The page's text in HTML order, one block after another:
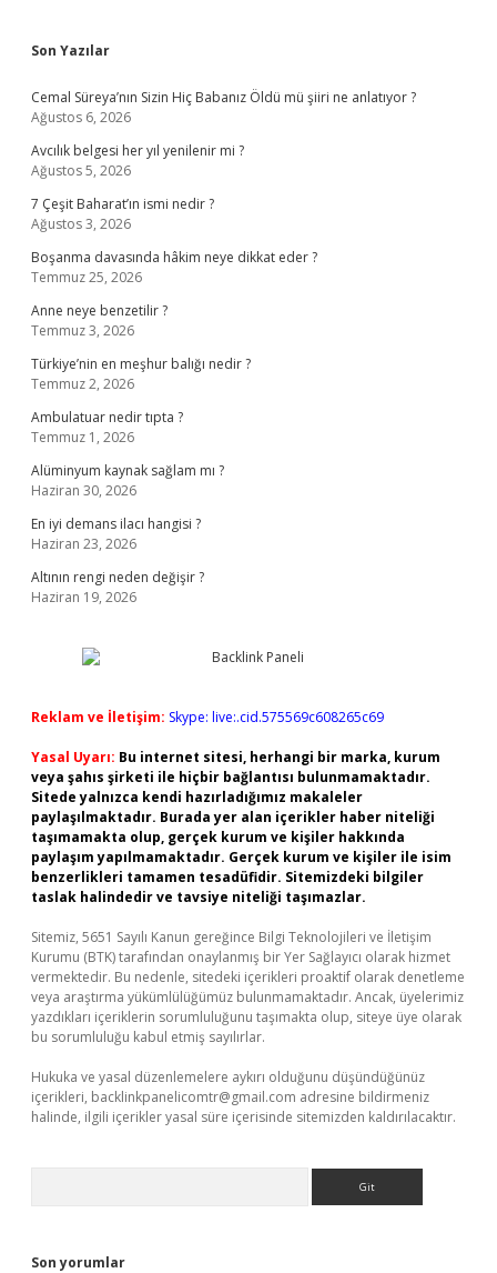
Sidebar
Son Yazılar
Cemal Süreya’nın Sizin Hiç Babanız Öldü mü şiiri ne anlatıyor ?
Ağustos 6, 2026
Avcılık belgesi her yıl yenilenir mi ?
Ağustos 5, 2026
7 Çeşit Baharat’ın ismi nedir ?
Ağustos 3, 2026
Boşanma davasında hâkim neye dikkat eder ?
Temmuz 25, 2026
Anne neye benzetilir ?
Temmuz 3, 2026
Türkiye’nin en meşhur balığı nedir ?
Temmuz 2, 2026
Ambulatuar nedir tıpta ?
Temmuz 1, 2026
Alüminyum kaynak sağlam mı ?
Haziran 30, 2026
En iyi demans ilacı hangisi ?
Haziran 23, 2026
Altının rengi neden değişir ?
Haziran 19, 2026
Reklam ve İletişim: Skype: live:.cid.575569c608265c69
Yasal Uyarı: Bu internet sitesi, herhangi bir marka, kurum
veya şahıs şirketi ile hiçbir bağlantısı bulunmamaktadır.
Sitede yalnızca kendi hazırladığımız makaleler
paylaşılmaktadır. Burada yer alan içerikler haber niteliği
taşımamakta olup, gerçek kurum ve kişiler hakkında
paylaşım yapılmamaktadır. Gerçek kurum ve kişiler ile isim
benzerlikleri tamamen tesadüfidir. Sitemizdeki bilgiler
taslak halindedir ve tavsiye niteliği taşımazlar.
Sitemiz, 5651 Sayılı Kanun gereğince Bilgi Teknolojileri ve İletişim
Kurumu (BTK) tarafından onaylanmış bir Yer Sağlayıcı olarak hizmet
vermektedir. Bu nedenle, sitedeki içerikleri proaktif olarak denetleme
veya araştırma yükümlülüğümüz bulunmamaktadır. Ancak, üyelerimiz
yazdıkları içeriklerin sorumluluğunu taşımakta olup, siteye üye olarak
bu sorumluluğu kabul etmiş sayılırlar.
Hukuka ve yasal düzenlemelere aykırı olduğunu düşündüğünüz
içerikleri, backlinkpanelicomtr@gmail.com adresine bildirmeniz
halinde, ilgili içerikler yasal süre içerisinde sitemizden kaldırılacaktır.
Son yorumlar